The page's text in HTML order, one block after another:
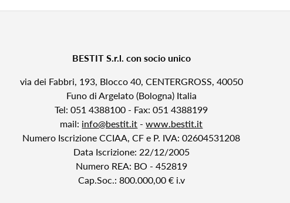
BESTIT S.r.l. con socio unico
via dei Fabbri, 193, Blocco 40, CENTERGROSS, 40050
Funo di Argelato (Bologna) Italia
Tel: 051 4388100 - Fax: 051 4388199
mail: info@bestit.it -www.bestit.it
Numero Iscrizione CCIAA, CF e P. IVA: 02604531208
Data Iscrizione: 22/12/2005
Numero REA: BO - 452819
Cap.Soc.: 800.000,00 € i.v